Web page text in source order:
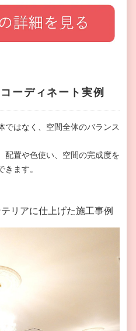
ーディネート実例
ではなく、空間全体のバランス
配置や色使い、空間の完成度を
ます。
リアに仕上げた施工事例